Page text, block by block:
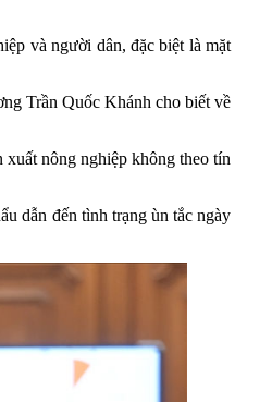
và người dân, đặc biệt là mặt
Trần Quốc Khánh cho biết về
nông nghiệp không theo tín
dẫn đến tình trạng ùn tắc ngày